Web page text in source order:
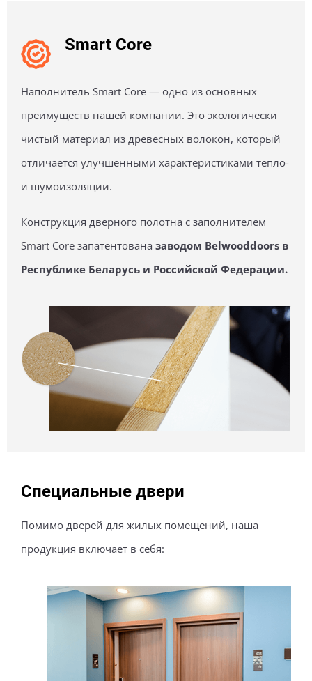
Smart Core
Наполнитель Smart Core — одно из основных
преимуществ нашей компании. Это экологически
чистый материал из древесных волокон, который
отличается улучшенными характеристиками тепло-
и шумоизоляции.
Конструкция дверного полотна с заполнителем
Smart Core запатентована заводом Belwooddoors в
Республике Беларусь и Российской Федерации.
Специальные двери
Помимо дверей для жилых помещений, наша
продукция включает в себя: